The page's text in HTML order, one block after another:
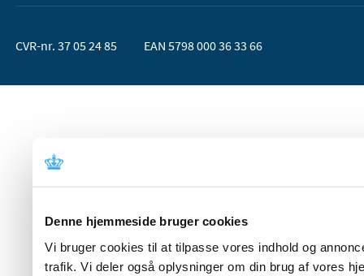
Denne hjemmeside bruger cookies
Vi bruger cookies til at tilpasse vores indhold og
trafik. Vi deler også oplysninger om din brug af vores
CVR-nr. 37 05 24 85 EAN 5798 000 36 33 66